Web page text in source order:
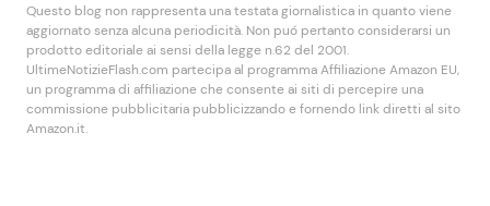
Questo blog non rappresenta una testata giornalistica in quanto viene
aggiornato senza alcuna periodicità. Non puó pertanto considerarsi un
prodotto editoriale ai sensi della legge n.62 del 2001.
UltimeNotizieFlash.com partecipa al programma Affiliazione Amazon EU,
un programma di affiliazione che consente ai siti di percepire una
commissione pubblicitaria pubblicizzando e fornendo link diretti al sito
Amazon.it.